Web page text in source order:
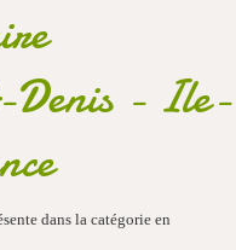
Denis - Ile-
dans la catégorie en